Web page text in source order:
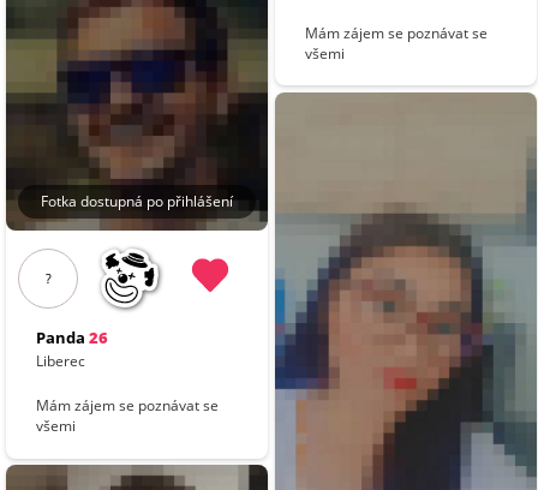
Fotka dostupná po přihlášení
?
Panda 26
Liberec
Mám zájem se poznávat se
všemi
Mám zájem se poznávat se
všemi